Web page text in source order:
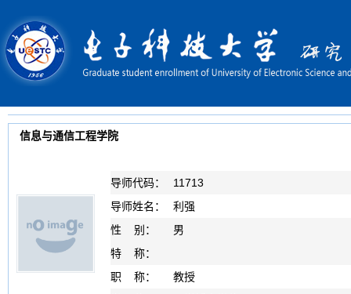
信息与通信工程学院
导师代码：
11713
导师姓名：
利强
性 别：
男
特 称：
职 称：
教授